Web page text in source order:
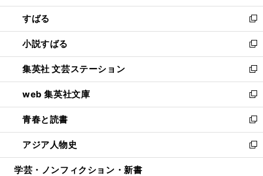
開
く
ウ
で
開
く
ン
ド
ウ
で
開
く
すばる
新
し
い
ウ
ィ
ン
ド
ウ
で
開
く
小説すばる
新
し
い
ウ
ィ
ン
ド
ウ
で
開
集英社 文芸ステーション
新
し
い
ウ
ィ
ン
ド
ウ
web 集英社文庫
新
し
い
ウ
ィ
ン
青春と読書
新
し
い
ウ
アジア人物史
新
し
学芸・ノンフィクション・新書